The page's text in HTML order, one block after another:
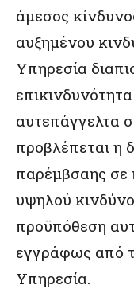
άμεσος
αυξημένου
Υπηρεσία
αυτεπάγγελτα
προβλέπεται η
παρέμβσαης σε
υψηλού
προϋπόθεση
εγγράφως από
Υπηρεσία.